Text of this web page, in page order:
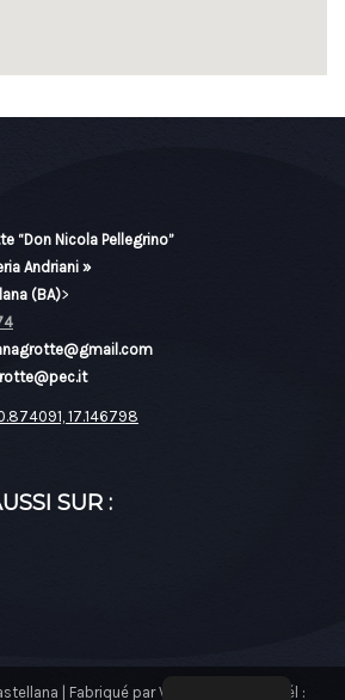
“Don Nicola Pellegrino”
Andriani »
(BA)>
17.146798
SUR :
| Fabriqué par V&G Technology Tél :